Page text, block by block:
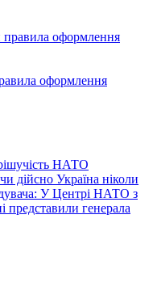
оформлення
НАТО
дійсно Україна ніколи
У Центрі НАТО з
представили генерала